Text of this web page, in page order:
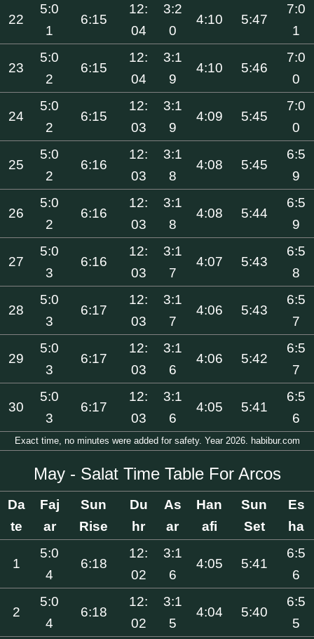
22
5:0
1
6:15
12:
04
3:2
0
4:10 5:47
7:0
1
23
5:0
2
6:15
12:
04
3:1
9
4:10 5:46
7:0
0
24
5:0
2
6:15
12:
03
3:1
9
4:09 5:45
7:0
0
25
5:0
2
6:16
12:
03
3:1
8
4:08 5:45
6:5
9
26
5:0
2
6:16
12:
03
3:1
8
4:08 5:44
6:5
9
27
5:0
3
6:16
12:
03
3:1
7
4:07 5:43
6:5
8
28
5:0
3
6:17
12:
03
3:1
7
4:06 5:43
6:5
7
29
5:0
3
6:17
12:
03
3:1
6
4:06 5:42
6:5
7
30
5:0
3
6:17
12:
03
3:1
6
4:05 5:41
6:5
6
Exact time, no minutes were added for safety. Year 2026. habibur.com
May - Salat Time Table For Arcos
Da
te
Faj
ar
Sun
Rise
Du
hr
As
ar
Han
afi
Sun
Set
Es
ha
1
5:0
4
6:18
12:
02
3:1
6
4:05 5:41
6:5
6
2
5:0
4
6:18
12:
02
3:1
5
4:04 5:40
6:5
5